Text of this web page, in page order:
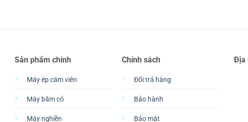
Sản phẩm chính
Máy ép cám viên
Máy băm cỏ
Máy nghiền
Chính sách
Đổi trả hàng
Bảo hành
Bảo mật
Địa